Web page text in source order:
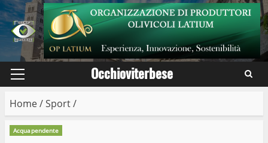
Skip
to
content
Primary
Occhioviterbese
Home/Sport/
Acquapendente